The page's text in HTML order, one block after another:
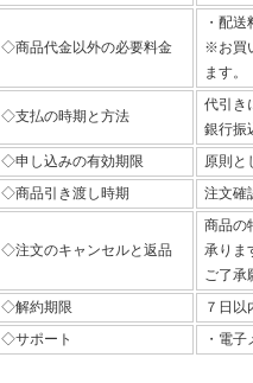
◇商品代金以外の必要料金
・配
※お買
ます。
◇支払の時期と方法
代引き
銀行振
◇申し込みの有効期限
原則と
◇商品引き渡し時期
注文確
◇注文のキャンセルと返品
商品の
承りま
ご了承
◇解約期限
７日以
◇サポート
・電